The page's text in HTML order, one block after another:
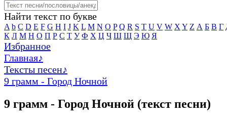
Найти текст по букве
A b C D E F G H I J K L M N O P Q R S T U V W X Y Z А Б В Г
К Л М Н О П Р С Т У Ф Х Ц Ч Ш Щ Э Ю Я
Избранное
Главная♪
Тексты песен♪
9 грамм - Город Ночной
9 грамм - Город Ночной (текст песни)